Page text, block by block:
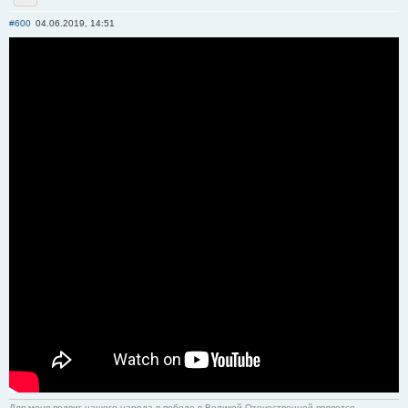
Отправить личное сообщение
#600 04.06.2019, 14:51